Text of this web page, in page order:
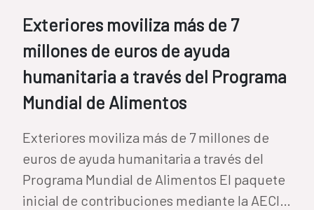
Exteriores moviliza más de 7
millones de euros de ayuda
humanitaria a través del Programa
Mundial de Alimentos
Exteriores moviliza más de 7 millones de
euros de ayuda humanitaria a través del
Programa Mundial de Alimentos El paquete
inicial de contribuciones mediante la AECID